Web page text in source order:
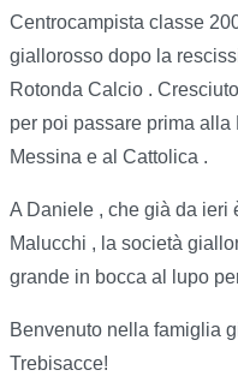
Centrocampista classe
giallorosso dopo la
Rotonda Calcio .
per poi passare prima alla
Messina e al Cattolica .
A Daniele , che già da ieri
Malucchi , la società
grande in bocca al lupo
Benvenuto nella famiglia
Trebisacce!